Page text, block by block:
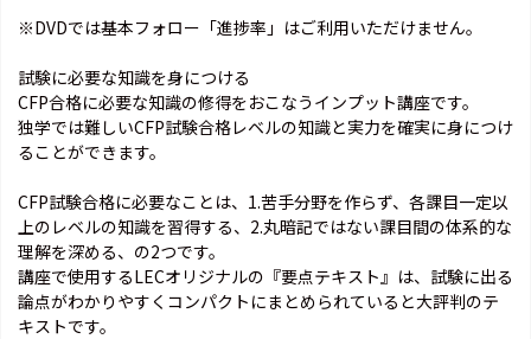
※DVDでは基本フォロー「進捗率」はご利用いただけません。
試験に必要な知識を身につける
CFP合格に必要な知識の修得をおこなうインプット講座です。
独学では難しいCFP試験合格レベルの知識と実力を確実に身につけ
ることができます。
CFP試験合格に必要なことは、1.苦手分野を作らず、各課目一定以
上のレベルの知識を習得する、2.丸暗記ではない課目間の体系的な
理解を深める、の2つです。
講座で使用するLECオリジナルの『要点テキスト』は、試験に出る
論点がわかりやすくコンパクトにまとめられていると大評判のテ
キストです。